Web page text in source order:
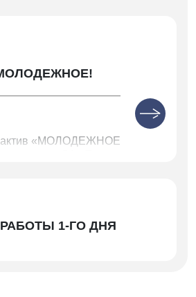
«МОЛОДЕЖНОЕ
на площадке
«ДСТ-Урал» и УЦ
1-ГО ДНЯ